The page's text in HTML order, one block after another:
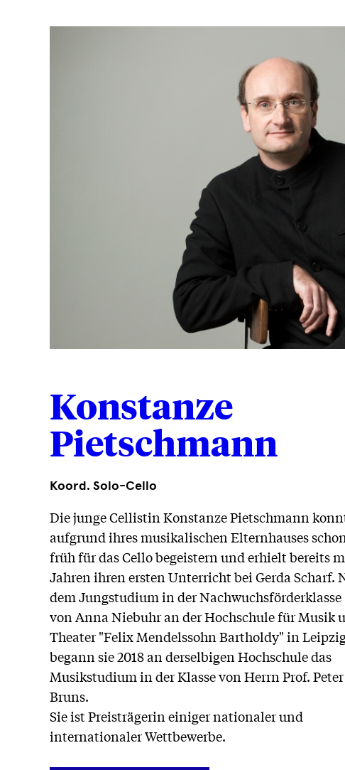
Konstanze
Pietschmann
Koord. Solo-Cello
Die junge Cellistin Konstanze Pietschmann
aufgrund ihres musikalischen Elternhauses
früh für das Cello begeistern und erhielt bereits
Jahren ihren ersten Unterricht bei Gerda Scharf.
dem Jungstudium in der Nachwuchsförderklasse
von Anna Niebuhr an der Hochschule für Musik
Theater "Felix Mendelssohn Bartholdy" in
begann sie 2018 an derselbigen Hochschule das
Musikstudium in der Klasse von Herrn Prof. Peter
Bruns.
Sie ist Preisträgerin einiger nationaler und
internationaler Wettbewerbe.